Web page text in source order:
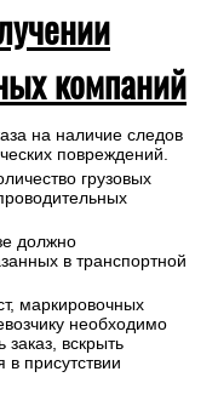
компаний
на наличие следов
повреждений.
грузовых
должно
в транспортной
маркировочных
необходимо
заказ, вскрыть
в присутствии